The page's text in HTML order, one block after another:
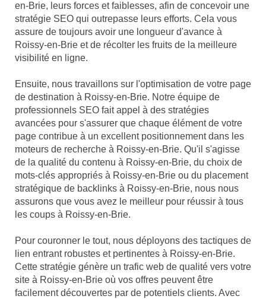
en-Brie, leurs forces et faiblesses, afin de concevoir une
stratégie SEO qui outrepasse leurs efforts. Cela vous
assure de toujours avoir une longueur d'avance à
Roissy-en-Brie et de récolter les fruits de la meilleure
visibilité en ligne.
Ensuite, nous travaillons sur l'optimisation de votre page
de destination à Roissy-en-Brie. Notre équipe de
professionnels SEO fait appel à des stratégies
avancées pour s'assurer que chaque élément de votre
page contribue à un excellent positionnement dans les
moteurs de recherche à Roissy-en-Brie. Qu'il s'agisse
de la qualité du contenu à Roissy-en-Brie, du choix de
mots-clés appropriés à Roissy-en-Brie ou du placement
stratégique de backlinks à Roissy-en-Brie, nous nous
assurons que vous avez le meilleur pour réussir à tous
les coups à Roissy-en-Brie.
Pour couronner le tout, nous déployons des tactiques de
lien entrant robustes et pertinentes à Roissy-en-Brie.
Cette stratégie génère un trafic web de qualité vers votre
site à Roissy-en-Brie où vos offres peuvent être
facilement découvertes par de potentiels clients. Avec